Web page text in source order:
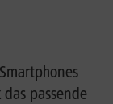
passende